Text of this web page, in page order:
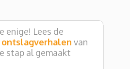
enige! Lees de
van
stap al gemaakt